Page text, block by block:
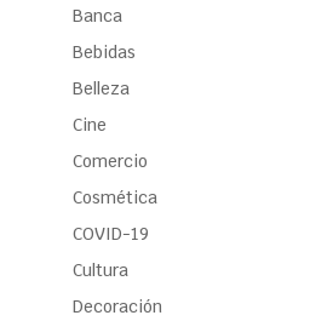
Banca
Bebidas
Belleza
Cine
Comercio
Cosmética
COVID-19
Cultura
Decoración